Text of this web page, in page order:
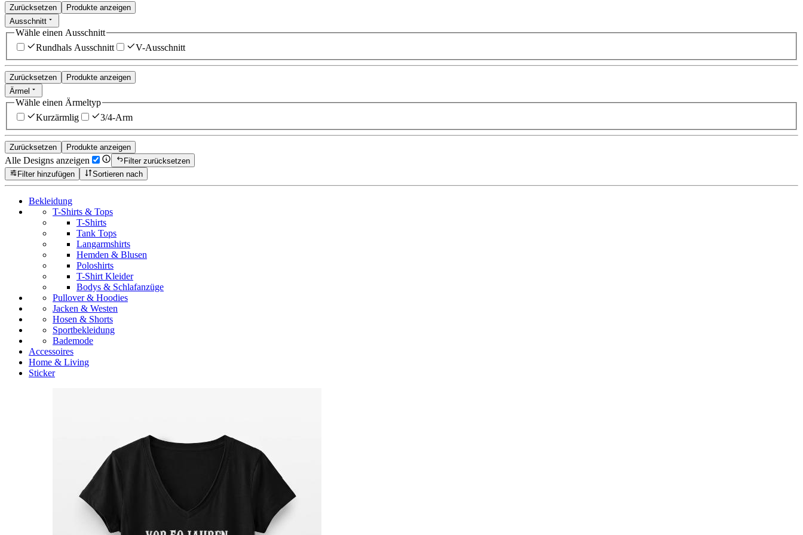
Zurücksetzen
Produkte anzeigen
Ausschnitt
Wähle einen Ausschnitt
Rundhals Ausschnitt
V-Ausschnitt
Zurücksetzen
Produkte anzeigen
Ärmel
Wähle einen Ärmeltyp
Kurzärmlig
3/4-Arm
Zurücksetzen Produkte anzeigen
Alle Designs anzeigen
Filter zurücksetzen
Filter hinzufügen
Sortieren nach
Bekleidung
T-Shirts & Tops
T-Shirts
Tank Tops
Langarmshirts
Hemden & Blusen
Poloshirts
T-Shirt Kleider
Bodys & Schlafanzüge
Pullover & Hoodies
Jacken & Westen
Hosen & Shorts
Sportbekleidung
Bademode
Accessoires
Home & Living
Sticker